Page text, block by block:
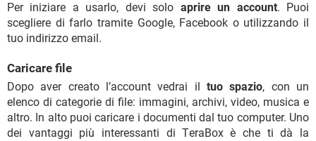
Per iniziare a usarlo, devi solo aprire un account. Puoi
scegliere di farlo tramite Google, Facebook o utilizzando il
tuo indirizzo email.
Caricare file
Dopo aver creato l’account vedrai il tuo spazio, con un
elenco di categorie di file: immagini, archivi, video, musica e
altro. In alto puoi caricare i documenti dal tuo computer. Uno
dei vantaggi più interessanti di TeraBox è che ti dà la